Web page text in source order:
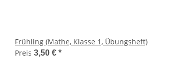
Frühling (Mathe, Klasse 1, Übungsheft)
Preis 3,50 € *